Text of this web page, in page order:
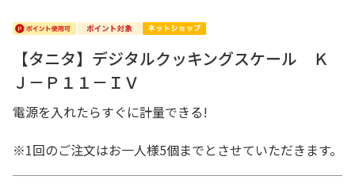
【タニタ】デジタルクッキングスケール Ｋ
Ｊ－Ｐ１１－ＩＶ
電源を入れたらすぐに計量できる!
※1回のご注文はお一人様5個までとさせていただきます。